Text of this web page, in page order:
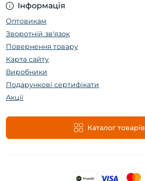
Інформація
Оптовикам
Зворотній зв'язок
Повернення товару
Карта сайту
Виробники
Подарункові сертифікати
Акції
Каталог товарів